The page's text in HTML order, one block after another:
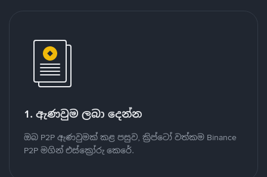
1. ඇණවුම ලබා දෙන්න
ඔබ P2P ඇණවුමක් කළ පසුව, ක්‍රිප්ටෝ වත්කම Binance
P2P මගින් එස්ක්‍රෝරු කෙරේ.